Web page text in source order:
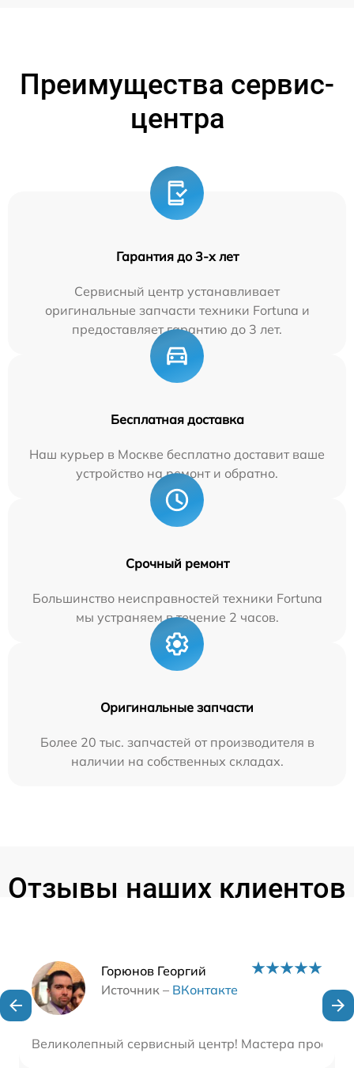
Преимущества сервис-
центра
Гарантия до 3-х лет
Сервисный центр устанавливает
оригинальные запчасти техники Fortuna и
предоставляет гарантию до 3 лет.
Бесплатная доставка
Наш курьер в Москве бесплатно доставит ваше
устройство на ремонт и обратно.
Срочный ремонт
Большинство неисправностей техники Fortuna
мы устраняем в течение 2 часов.
Оригинальные запчасти
Более 20 тыс. запчастей от производителя в
наличии на собственных складах.
Отзывы наших клиентов
Горюнов Георгий
Источник – ВКонтакте
Великолепный сервисный центр! Мастера просто
Наши мастера